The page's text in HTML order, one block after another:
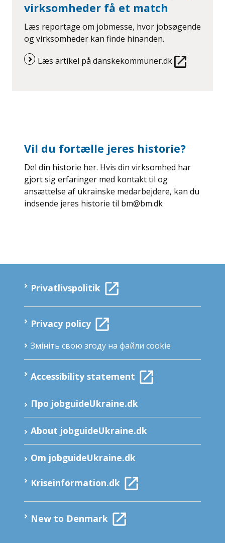
virksomheder få et match
Læs reportage om jobmesse, hvor jobsøgende
og virksomheder kan finde hinanden.
Læs artikel på danskekommuner.dk
Vil du fortælle jeres historie?
Del din historie her. Hvis din virksomhed har
gjort sig erfaringer med kontakt til og
ansættelse af ukrainske medarbejdere, kan du
indsende jeres historie til bm@bm.dk
Privatlivspolitik
Privacy policy
Змініть свою згоду на файли cookie
Accessibility statement
Про jobguideUkraine.dk
About jobguideUkraine.dk
Om jobguideUkraine.dk
Kriseinformation.dk
New to Denmark